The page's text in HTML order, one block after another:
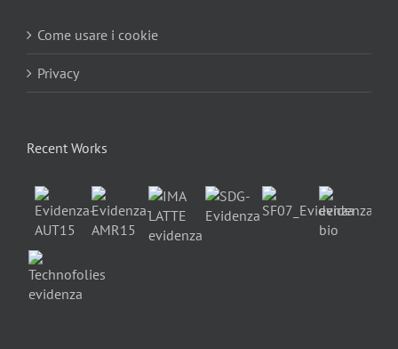
Come usare i cookie
Privacy
Recent Works